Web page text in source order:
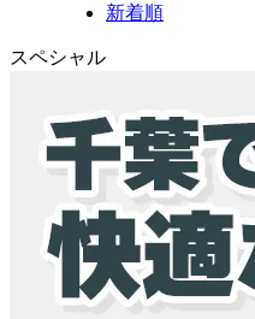
新着順
スペシャル